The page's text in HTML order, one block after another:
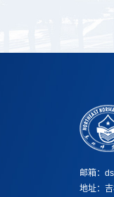
邮箱：
地址：